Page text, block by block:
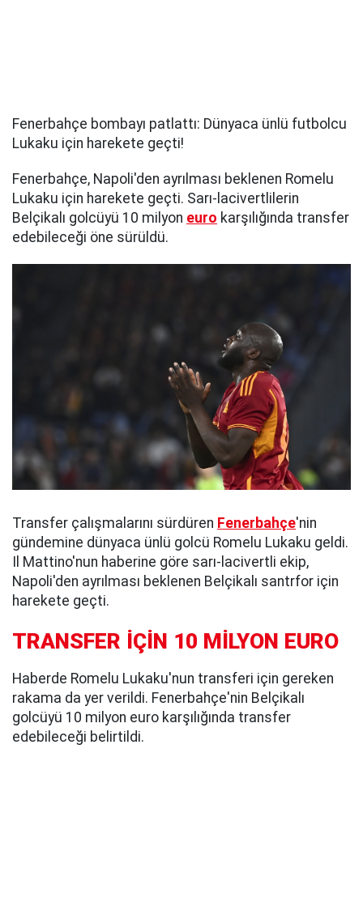
Fenerbahçe bombayı patlattı: Dünyaca ünlü futbolcu
Lukaku için harekete geçti!
Fenerbahçe, Napoli'den ayrılması beklenen Romelu
Lukaku için harekete geçti. Sarı-lacivertlilerin
Belçikalı golcüyü 10 milyon euro karşılığında transfer
edebileceği öne sürüldü.
Transfer çalışmalarını sürdüren Fenerbahçe'nin
gündemine dünyaca ünlü golcü Romelu Lukaku geldi.
Il Mattino'nun haberine göre sarı-lacivertli ekip,
Napoli'den ayrılması beklenen Belçikalı santrfor için
harekete geçti.
TRANSFER İÇİN 10 MİLYON EURO
Haberde Romelu Lukaku'nun transferi için gereken
rakama da yer verildi. Fenerbahçe'nin Belçikalı
golcüyü 10 milyon euro karşılığında transfer
edebileceği belirtildi.